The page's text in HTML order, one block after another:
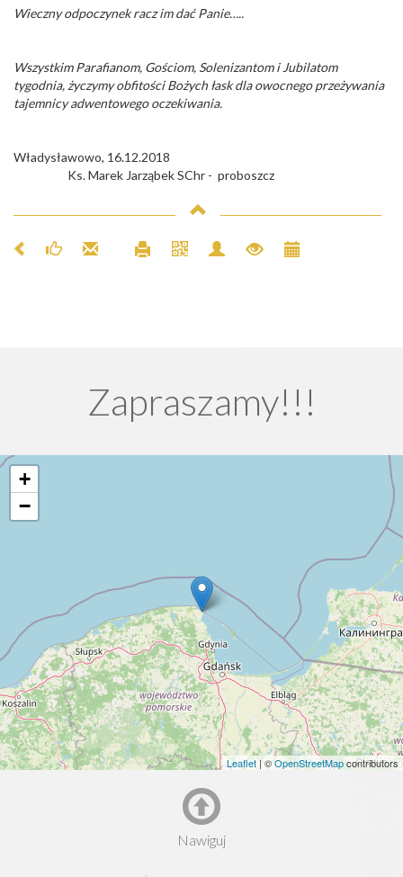
Wieczny odpoczynek racz im dać Panie…..
Wszystkim Parafianom, Gościom, Solenizantom i Jubilatom
tygodnia, życzymy obfitości Bożych łask dla owocnego przeżywania
tajemnicy adwentowego oczekiwania.
Władysławowo, 16.12.2018
Ks. Marek Jarząbek SChr - proboszcz
Zapraszamy!!!
+
−
Leaflet | ©OpenStreetMapcontributors
Nawiguj